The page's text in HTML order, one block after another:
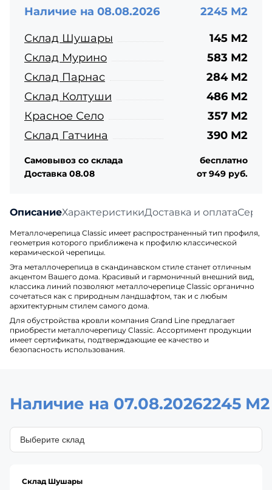
ОписаниеХарактеристикиДоставка и оплата
Металлочерепица Classic имеет распространенный тип профиля,
геометрия которого приближена к профилю классической
керамической черепицы.
Эта металлочерепица в скандинавском стиле станет отличным
акцентом Вашего дома. Красивый и гармоничный внешний вид,
классика линий позволяют металлочерепице Classic органично
сочетаться как с природным ландшафтом, так и с любым
архитектурным стилем самого дома.
Для обустройства кровли компания Grand Line предлагает
приобрести металлочерепицу Classic. Ассортимент продукции
имеет сертификаты, подтверждающие ее качество и
безопасность использования.
Наличие на 08.08.2026
2245 М2
Склад Шушары
145 М2
Склад Мурино
583 М2
Склад Парнас
284 М2
Склад Колтуши
486 М2
Красное Село
357 М2
Склад Гатчина
390 М2
Самовывоз со склада
бесплатно
Доставка 08.08
от 949 руб.
Наличие на 07.08.20262245 М2
Склад Шушары